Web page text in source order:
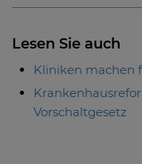
Lesen Sie auch
Kliniken machen
Vorschaltgesetz